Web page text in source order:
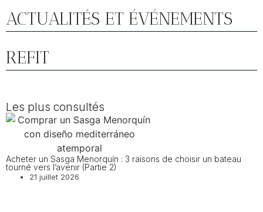
ACTUALITÉS ET ÉVÉNEMENTS
REFIT
Les plus consultés
Acheter un Sasga Menorquín : 3 raisons de choisir un bateau
tourné vers l’avenir (Partie 2)
21 juillet 2026